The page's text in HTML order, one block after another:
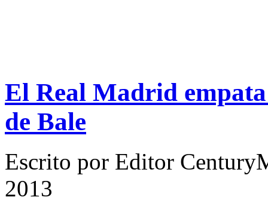
El Real Madrid
de Bale
Escrito por Editor
2013